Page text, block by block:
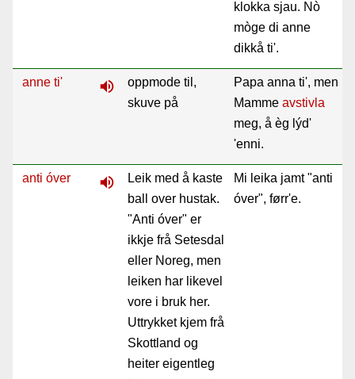
klokka sjau. Nò
mòge di anne
dikkå ti'.
anne ti' volume_up
oppmode til,
skuve på
Papa anna ti', men
Mamme avstivla
meg, å èg lýd'
'enni.
anti óver volume_up
Leik med å kaste
ball over hustak.
"Anti óver" er
ikkje frå Setesdal
eller Noreg, men
leiken har likevel
vore i bruk her.
Uttrykket kjem frå
Skottland og
heiter eigentleg
Mi leika jamt "anti
óver", førr'e.